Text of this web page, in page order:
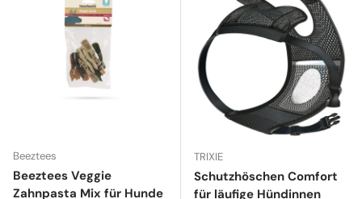
Beeztees
Beeztees Veggie
Zahnpasta Mix für Hunde
TRIXIE
Schutzhöschen Comfort
für läufige Hündinnen